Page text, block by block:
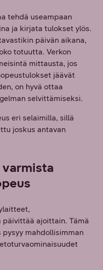
tehdä useampaan
ja kirjata tulokset ylös.
päivän aikana,
totuutta. Verkon
mittausta, jos
jäävät
on hyvä ottaa
selvittämiseksi.
eri selaimilla, sillä
joskus antavan
päivittää ajoittain. Tämä
mahdollisimman